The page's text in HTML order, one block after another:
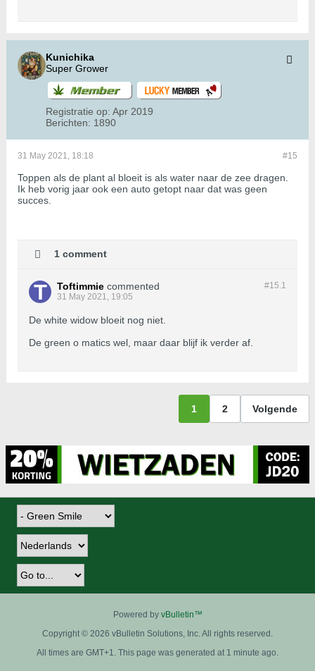
Kunichika
Super Grower
Registratie op: Apr 2019
Berichten: 1890
#15
31 May 2021, 18:18
Toppen als de plant al bloeit is als water naar de zee dragen.
Ik heb vorig jaar ook een auto getopt naar dat was geen
succes.
1 comment
#15.1
Toftimmie commented
31 May 2021, 19:05
De white widow bloeit nog niet.
De green o matics wel, maar daar blijf ik verder af.
1 2 Volgende
Powered by vBulletin™
Copyright © 2026 vBulletin Solutions, Inc. All rights reserved.
All times are GMT+1. This page was generated at 1 minute ago.